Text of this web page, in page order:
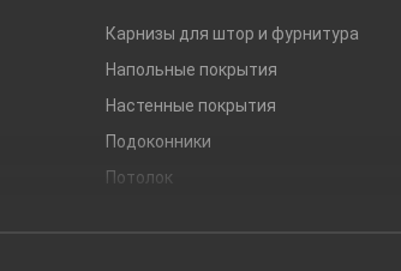
Карнизы для штор и фурнитура
Напольные покрытия
Настенные покрытия
Подоконники
Потолок